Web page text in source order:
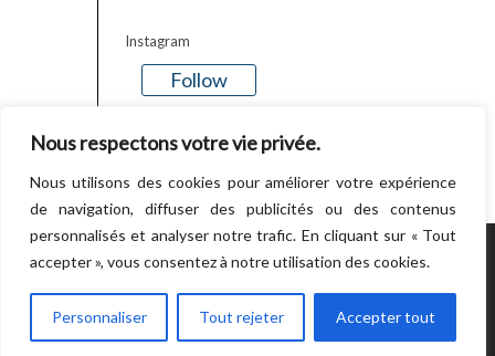
Nous respectons votre vie privée.
Nous utilisons des cookies pour améliorer votre expérience
de navigation, diffuser des publicités ou des contenus
personnalisés et analyser notre trafic. En cliquant sur « Tout
accepter », vous consentez à notre utilisation des cookies.
Personnaliser Tout rejeter Accepter tout
Instagram
Follow
POWERED BY WORDPRESS.CREATED BY
THEMESINDEP
RETOUR EN HAUT